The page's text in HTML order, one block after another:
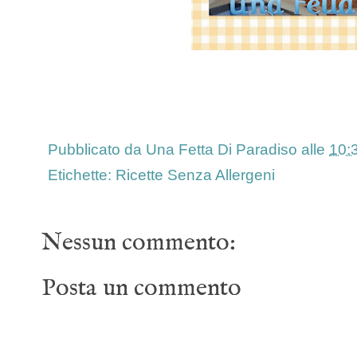
Pubblicato da Una Fetta Di Paradiso alle
Etichette: Ricette Senza Allergeni
Nessun commento:
Posta un commento